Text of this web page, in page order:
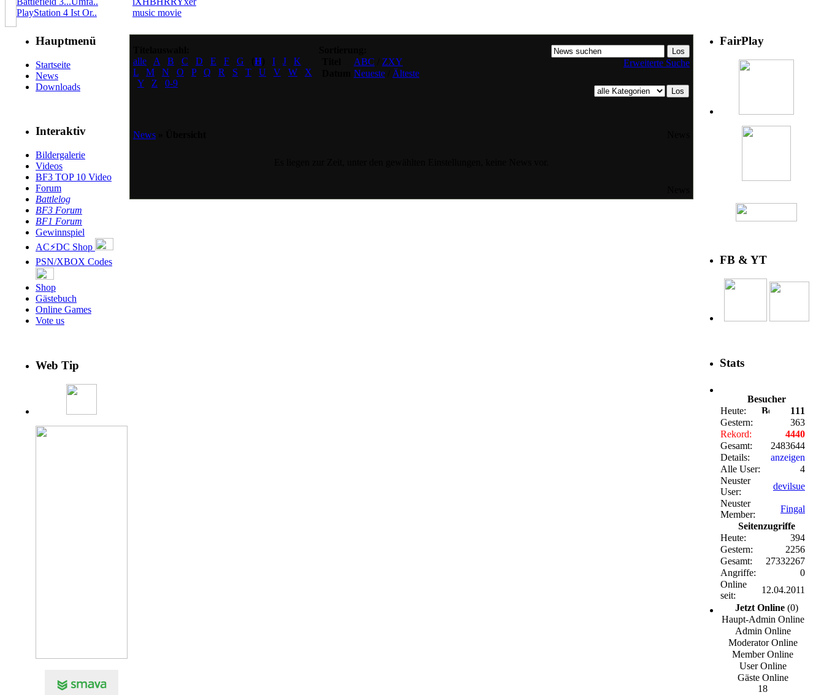
PlayStation 4 Ist Or..
music movie
Hauptmenü
Startseite
News
Downloads
Interaktiv
Bildergalerie
Videos
BF3 TOP 10 Video
Forum
Battlelog
BF3 Forum
BF1 Forum
Gewinnspiel
AC⚡DC Shop
PSN/XBOX Codes
Shop
Gästebuch
Online Games
Vote us
Web Tip
alle
A B C D E F G H I J
K
L
M N O P Q R S T U V W
X
Y
Z 0-9
ABC
ZXY
Neueste Älteste
Erweiterte Suche
News
FairPlay
FB & YT
Stats
Besucher
Heute:
111
Gestern:
363
Rekord:
4440
Gesamt:
2483644
Details:
anzeigen
Alle User:
4
Neuster
User:
devilsue
Neuster
Member:
Fingal
Seitenzugriffe
Heute:
394
Gestern:
2256
Gesamt:
27332267
Angriffe:
0
Online
seit:
12.04.2011
Jetzt Online (0)
Haupt-Admin Online
Admin Online
Moderator Online
Member Online
User Online
Gäste Online
18